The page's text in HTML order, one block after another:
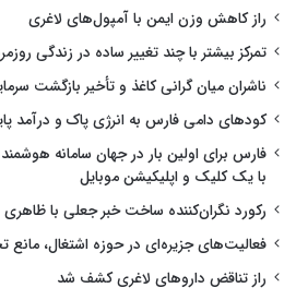
راز کاهش وزن ایمن با آمپول‌های لاغری
تمرکز بیشتر با چند تغییر ساده در زندگی
ناشران میان گرانی کاغذ و تأخیر بازگشت
کودهای دامی فارس به انرژی پاک و درآمد
فارس برای اولین بار در جهان سامانه
با یک کلیک و اپلیکیشن موبایل
رکورد نگران‌کننده ساخت خبر جعلی با
فعالیت‌های جزیره‌ای در حوزه اشتغال،
راز تناقض داروهای لاغری کشف شد